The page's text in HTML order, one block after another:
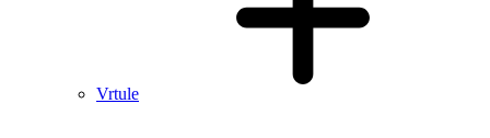
Vrtule